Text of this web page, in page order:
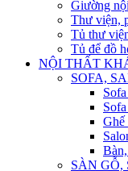
Giường
Thư viện,
Tủ thư
Tủ để đồ
NỘI THẤT
SOFA,
Ghế
SÀN GỖ,